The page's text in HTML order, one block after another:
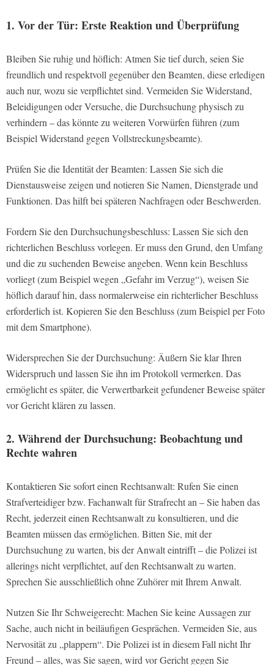
1. Vor der Tür: Erste Reaktion und Überprüfung
Bleiben Sie ruhig und höflich: Atmen Sie tief durch, seien Sie
freundlich und respektvoll gegenüber den Beamten, diese erledigen
auch nur, wozu sie verpflichtet sind. Vermeiden Sie Widerstand,
Beleidigungen oder Versuche, die Durchsuchung physisch zu
verhindern – das könnte zu weiteren Vorwürfen führen (zum
Beispiel Widerstand gegen Vollstreckungsbeamte).
Prüfen Sie die Identität der Beamten: Lassen Sie sich die
Dienstausweise zeigen und notieren Sie Namen, Dienstgrade und
Funktionen. Das hilft bei späteren Nachfragen oder Beschwerden.
Fordern Sie den Durchsuchungsbeschluss: Lassen Sie sich den
richterlichen Beschluss vorlegen. Er muss den Grund, den Umfang
und die zu suchenden Beweise angeben. Wenn kein Beschluss
vorliegt (zum Beispiel wegen „Gefahr im Verzug“), weisen Sie
höflich darauf hin, dass normalerweise ein richterlicher Beschluss
erforderlich ist. Kopieren Sie den Beschluss (zum Beispiel per Foto
mit dem Smartphone).
Widersprechen Sie der Durchsuchung: Äußern Sie klar Ihren
Widerspruch und lassen Sie ihn im Protokoll vermerken. Das
ermöglicht es später, die Verwertbarkeit gefundener Beweise später
vor Gericht klären zu lassen.
2. Während der Durchsuchung: Beobachtung und
Rechte wahren
Kontaktieren Sie sofort einen Rechtsanwalt: Rufen Sie einen
Strafverteidiger bzw. Fachanwalt für Strafrecht an – Sie haben das
Recht, jederzeit einen Rechtsanwalt zu konsultieren, und die
Beamten müssen das ermöglichen. Bitten Sie, mit der
Durchsuchung zu warten, bis der Anwalt eintrifft – die Polizei ist
allerings nicht verpflichtet, auf den Rechtsanwalt zu warten.
Sprechen Sie ausschließlich ohne Zuhörer mit Ihrem Anwalt.
Nutzen Sie Ihr Schweigerecht: Machen Sie keine Aussagen zur
Sache, auch nicht in beiläufigen Gesprächen. Vermeiden Sie, aus
Nervosität zu „plappern“. Die Polizei ist in diesem Fall nicht Ihr
Freund – alles, was Sie sagen, wird vor Gericht gegen Sie